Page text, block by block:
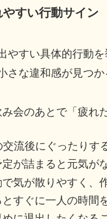
やすい行動サイン
やすい具体的行動
さな違和感が見つか
会のあとで「疲れ
交流後にぐったりす
が詰まると元気が
気が散りやすく、
すぐに一人の時間